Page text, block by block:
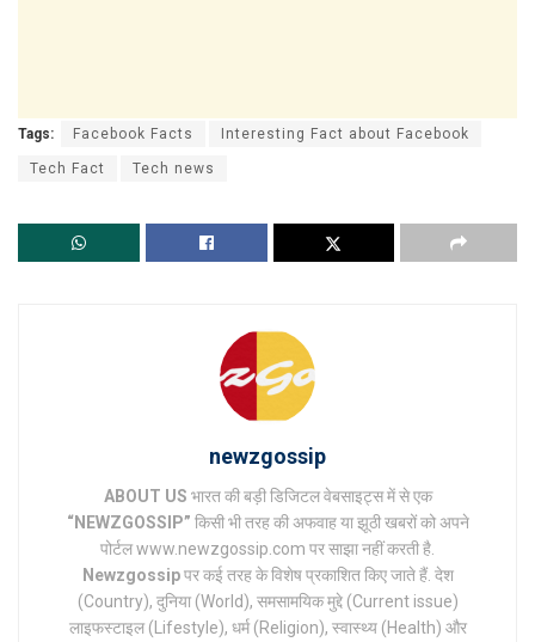
Tags: Facebook Facts Interesting Fact about Facebook
Tech Fact Tech news
newzgossip
ABOUT US भारत की बड़ी डिजिटल वेबसाइट्स में से एक
“NEWZGOSSIP” किसी भी तरह की अफवाह या झूठी खबरों को अपने
पोर्टल www.newzgossip.com पर साझा नहीं करती है.
Newzgossipपर कई तरह के विशेष प्रकाशित किए जाते हैं. देश
(Country), दुनिया (World), समसामयिक मुद्दे (Current issue)
लाइफस्टाइल (Lifestyle), धर्म (Religion), स्वास्थ्य (Health) और